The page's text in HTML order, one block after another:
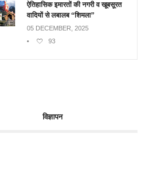
ऐतिहासिक इमारतों की नगरी व खूबसूरत
वादियों से लबालब “शिमला”
05 DECEMBER, 2025
•
93
विज्ञापन